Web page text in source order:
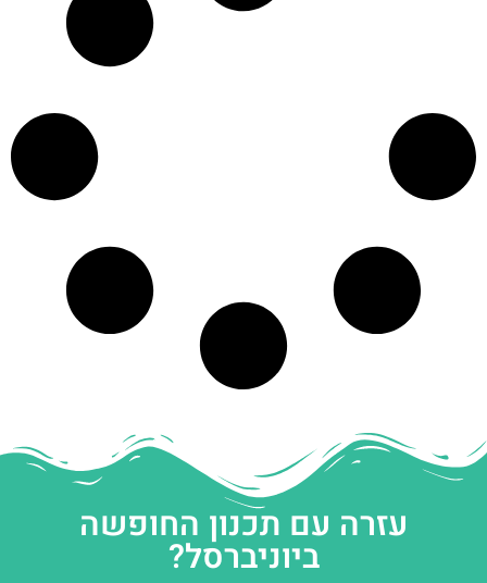
עזרה עם תכנון החופשה
ביוניברסל?